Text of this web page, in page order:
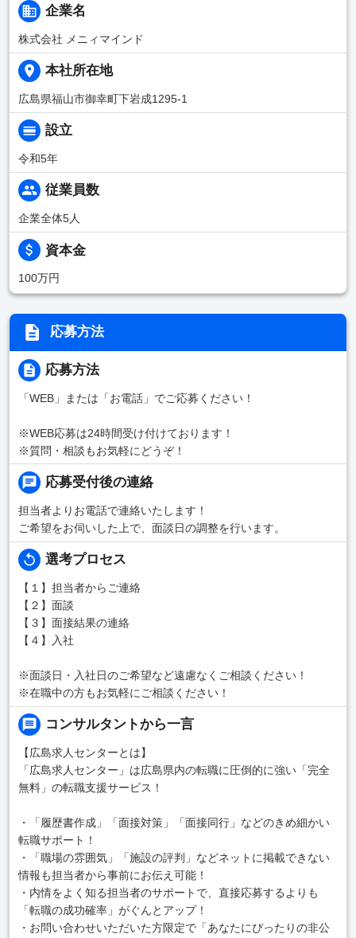
企業名
株式会社 メニィマインド
本社所在地
広島県福山市御幸町下岩成1295-1
設立
令和5年
従業員数
企業全体5人
資本金
100万円
応募方法
応募方法
「WEB」または「お電話」でご応募ください！
※WEB応募は24時間受け付けております！
※質問・相談もお気軽にどうぞ！
応募受付後の連絡
担当者よりお電話で連絡いたします！
ご希望をお伺いした上で、面談日の調整を行います。
選考プロセス
【１】担当者からご連絡
【２】面談
【３】面接結果の連絡
【４】入社
※面談日・入社日のご希望など遠慮なくご相談ください！
※在職中の方もお気軽にご相談ください！
コンサルタントから一言
【広島求人センターとは】
「広島求人センター」は広島県内の転職に圧倒的に強い「完全
無料」の転職支援サービス！
・「履歴書作成」「面接対策」「面接同行」などのきめ細かい
転職サポート！
・「職場の雰囲気」「施設の評判」などネットに掲載できない
情報も担当者から事前にお伝え可能！
・内情をよく知る担当者のサポートで、直接応募するよりも
「転職の成功確率」がぐんとアップ！
・お問い合わせいただいた方限定で「あなたにぴったりの非公